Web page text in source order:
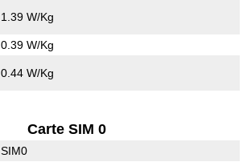
1.39 W/Kg
0.39 W/Kg
0.44 W/Kg
Carte SIM 0
SIM0